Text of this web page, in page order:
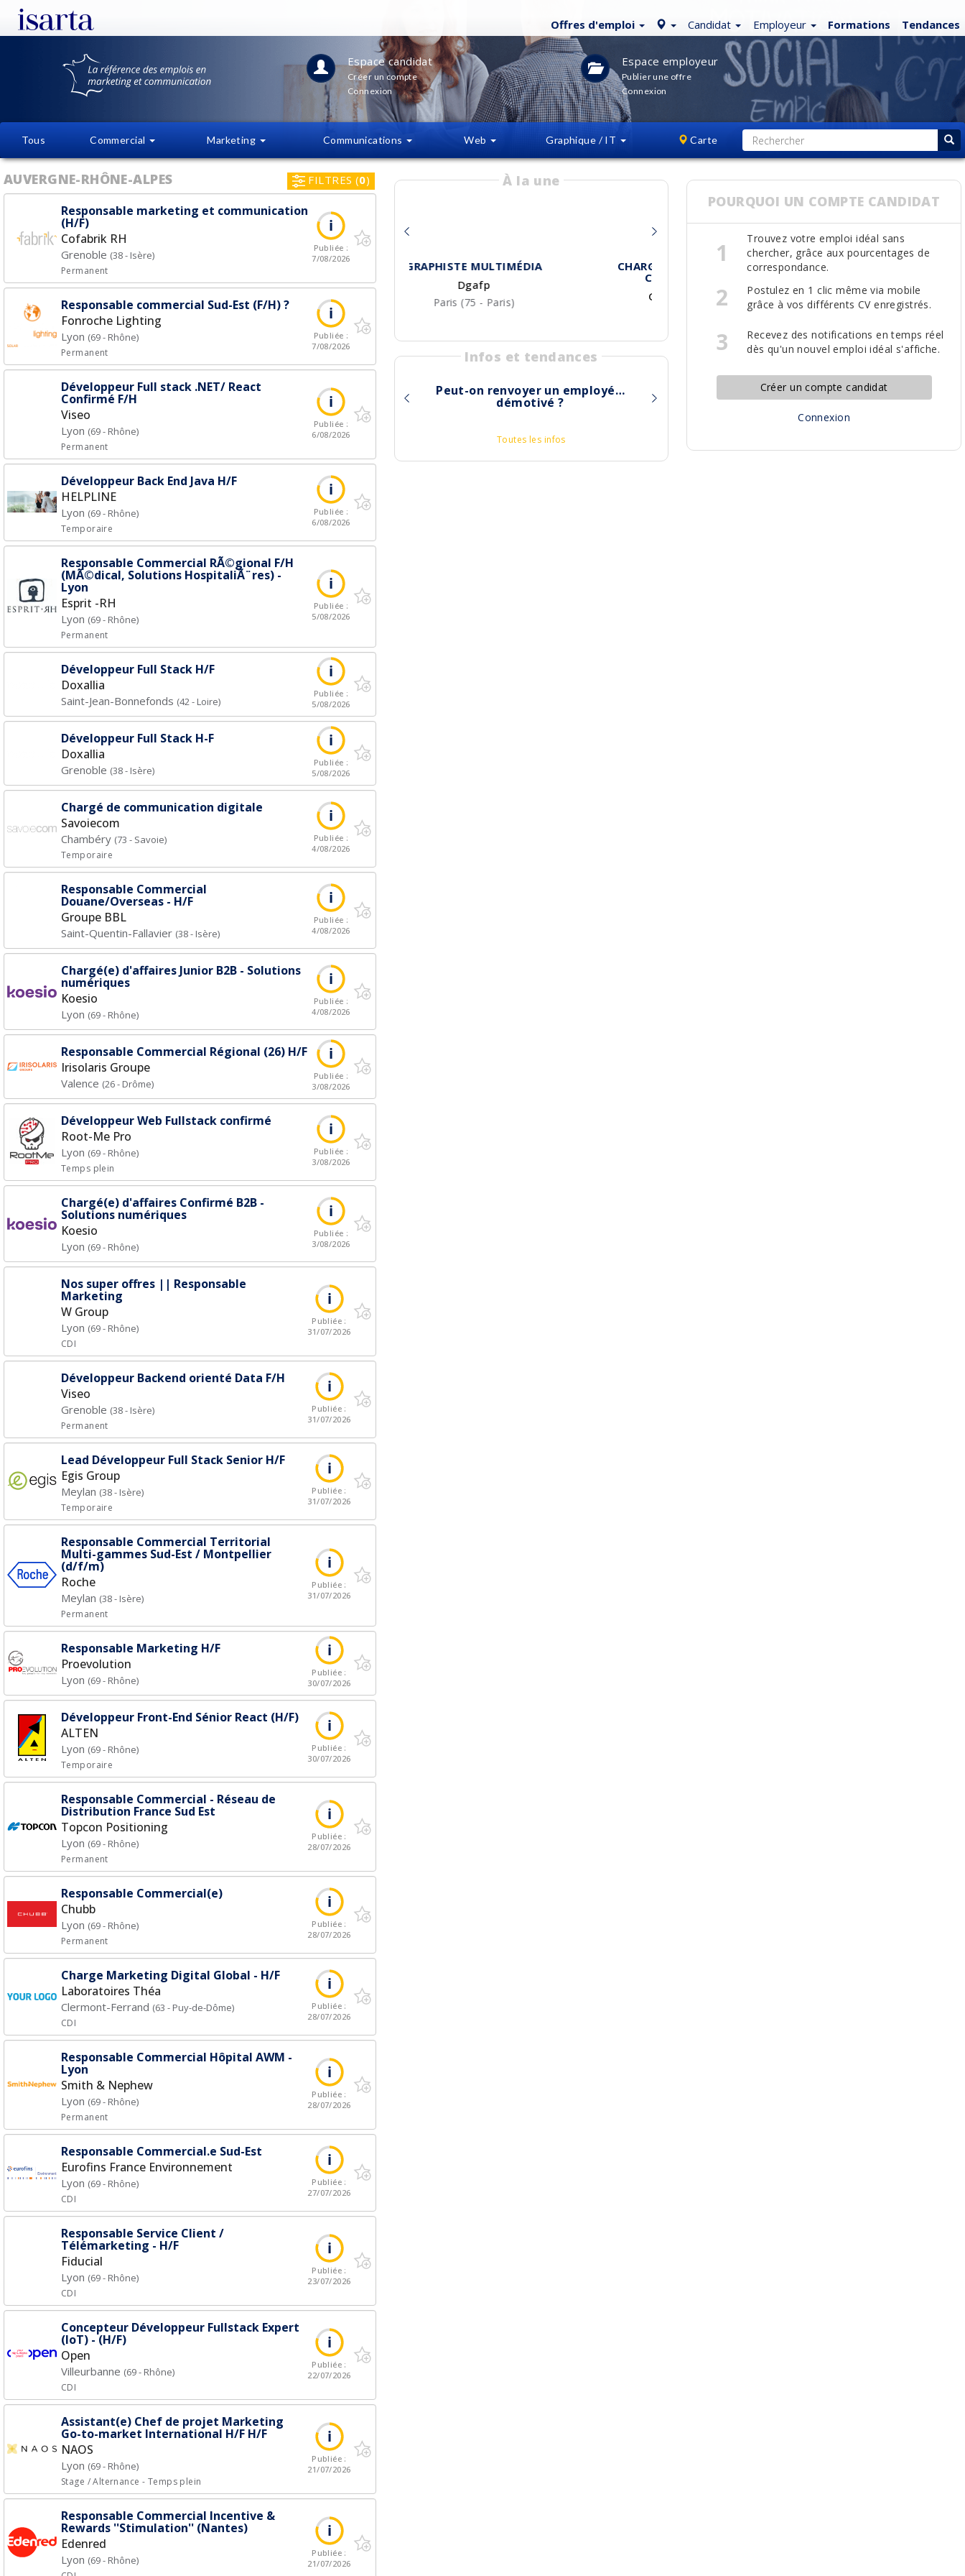
Offres d'emploi Candidat Employeur Formations Tendances
Espace candidat
Créer un compte
Connexion
Espace employeur
Publier une offre
Connexion
Tous Commercial Marketing Communications Web Graphique / IT Carte
AUVERGNE-RHÔNE-ALPES FILTRES (0)
Responsable marketing et communication
(H/F)
Cofabrik RH
Grenoble (38 - Isère)
Permanent
Publiée :
7/08/2026
Responsable commercial Sud-Est (F/H) ?
Fonroche Lighting
Lyon (69 - Rhône)
Permanent
Publiée :
7/08/2026
Développeur Full stack .NET/ React
Confirmé F/H
Viseo
Lyon (69 - Rhône)
Permanent
Publiée :
6/08/2026
Développeur Back End Java H/F
HELPLINE
Lyon (69 - Rhône)
Temporaire
Publiée :
6/08/2026
Responsable Commercial RÃ©gional F/H
(MÃ©dical, Solutions HospitaliÃ¨res) -
Lyon
Esprit -RH
Lyon (69 - Rhône)
Permanent
Publiée :
5/08/2026
Développeur Full Stack H/F
Doxallia
Saint-Jean-Bonnefonds (42 - Loire)
Publiée :
5/08/2026
Développeur Full Stack H-F
Doxallia
Grenoble (38 - Isère)
Publiée :
5/08/2026
Chargé de communication digitale
Savoiecom
Chambéry (73 - Savoie)
Temporaire
Publiée :
4/08/2026
Responsable Commercial
Douane/Overseas - H/F
Groupe BBL
Saint-Quentin-Fallavier (38 - Isère)
Publiée :
4/08/2026
Chargé(e) d'affaires Junior B2B - Solutions
numériques
Koesio
Lyon (69 - Rhône)
Publiée :
4/08/2026
Responsable Commercial Régional (26) H/F
Irisolaris Groupe
Valence (26 - Drôme)
Publiée :
3/08/2026
Développeur Web Fullstack confirmé
Root-Me Pro
Lyon (69 - Rhône)
Temps plein
Publiée :
3/08/2026
Chargé(e) d'affaires Confirmé B2B -
Solutions numériques
Koesio
Lyon (69 - Rhône)
Publiée :
3/08/2026
Nos super offres || Responsable
Marketing
W Group
Lyon (69 - Rhône)
CDI
Publiée :
31/07/2026
Développeur Backend orienté Data F/H
Viseo
Grenoble (38 - Isère)
Permanent
Publiée :
31/07/2026
Lead Développeur Full Stack Senior H/F
Egis Group
Meylan (38 - Isère)
Temporaire
Publiée :
31/07/2026
Responsable Commercial Territorial
Multi-gammes Sud-Est / Montpellier
(d/f/m)
Roche
Meylan (38 - Isère)
Permanent
Publiée :
31/07/2026
Responsable Marketing H/F
Proevolution
Lyon (69 - Rhône)
Publiée :
30/07/2026
Développeur Front-End Sénior React (H/F)
ALTEN
Lyon (69 - Rhône)
Temporaire
Publiée :
30/07/2026
Responsable Commercial - Réseau de
Distribution France Sud Est
Topcon Positioning
Lyon (69 - Rhône)
Permanent
Publiée :
28/07/2026
Responsable Commercial(e)
Chubb
Lyon (69 - Rhône)
Permanent
Publiée :
28/07/2026
Charge Marketing Digital Global - H/F
Laboratoires Théa
Clermont-Ferrand (63 - Puy-de-Dôme)
CDI
Publiée :
28/07/2026
Responsable Commercial Hôpital AWM -
Lyon
Smith & Nephew
Lyon (69 - Rhône)
Permanent
Publiée :
28/07/2026
Responsable Commercial.e Sud-Est
Eurofins France Environnement
Lyon (69 - Rhône)
CDI
Publiée :
27/07/2026
Responsable Service Client /
Télémarketing - H/F
Fiducial
Lyon (69 - Rhône)
CDI
Publiée :
23/07/2026
Concepteur Développeur Fullstack Expert
(IoT) - (H/F)
Open
Villeurbanne (69 - Rhône)
CDI
Publiée :
22/07/2026
Assistant(e) Chef de projet Marketing
Go-to-market International H/F H/F
NAOS
Lyon (69 - Rhône)
Stage / Alternance - Temps plein
Publiée :
21/07/2026
Responsable Commercial Incentive &
Rewards ''Stimulation'' (Nantes)
Edenred
Lyon (69 - Rhône)
Publiée :
21/07/2026
À la une
CHARGÉ(E) DE COMMUNICATION ET
CONSEILLER(E) EN SÉJOUR
Gîtes de France Mayenne
Infos et tendances
Peut-on renvoyer un employé…
démotivé ?
Toutes les infos
POURQUOI UN COMPTE CANDIDAT
1
Trouvez votre emploi idéal sans
chercher, grâce aux pourcentages de
correspondance.
2
Postulez en 1 clic même via mobile
grâce à vos différents CV enregistrés.
3
Recevez des notifications en temps réel
dès qu'un nouvel emploi idéal s'affiche.
Créer un compte candidat
Connexion